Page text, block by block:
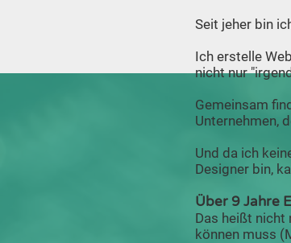
Seit jeher bin
Ich erstelle
nicht nur
Gemeinsam
Unternehmen,
Und da ich
Designer bin,
Über 9 Jahre
Das heißt nicht
können muss